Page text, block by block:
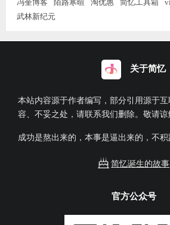
冯奎博客 陌路寒暄 淘优惠 简忆工具箱
武林新纪元
关于简忆
本站内容源于作者编写，部分引用源于
容、不妥之处，请联系我们删除。敬请谅
成功是熬出来的，本事是逼出来的，不积
简忆诞生的故事
官方公众号